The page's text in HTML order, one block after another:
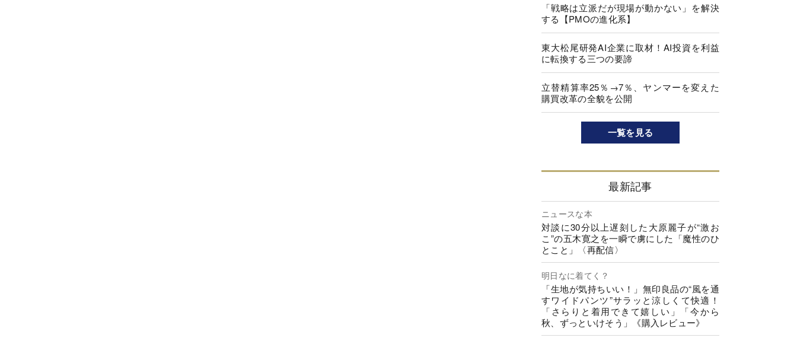
「戦略は立派だが現場が動かない」を解決
する【PMOの進化系】
東大松尾研発AI企業に取材！AI投資を利益
に転換する三つの要諦
立替精算率25％→7％、ヤンマーを変えた
購買改革の全貌を公開
一覧を見る
最新記事
ニュースな本
対談に30分以上遅刻した大原麗子が“激お
こ”の五木寛之を一瞬で虜にした「魔性のひ
とこと」〈再配信〉
明日なに着てく？
「生地が気持ちいい！」無印良品の“風を通
すワイドパンツ”サラッと涼しくて快適！
「さらりと着用できて嬉しい」「今から
秋、ずっといけそう」《購入レビュー》